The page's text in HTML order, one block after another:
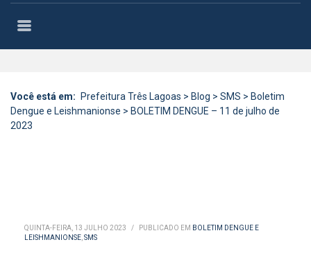
Você está em: Prefeitura Três Lagoas > Blog > SMS > Boletim
Dengue e Leishmanionse > BOLETIM DENGUE – 11 de julho de
2023
QUINTA-FEIRA, 13 JULHO 2023 / PUBLICADO EM BOLETIM DENGUE E
LEISHMANIONSE,SMS